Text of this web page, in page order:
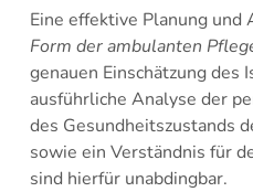
Eine effektive Planung
Form der ambulanten
genauen Einschätzung des
ausführliche Analyse der
des Gesundheitszustands
sowie ein Verständnis für
sind hierfür unabdingbar.